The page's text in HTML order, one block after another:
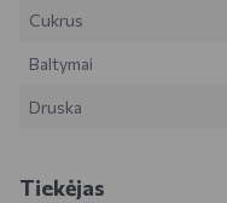
Cukrus
Baltymai
Druska
Tiekėjas